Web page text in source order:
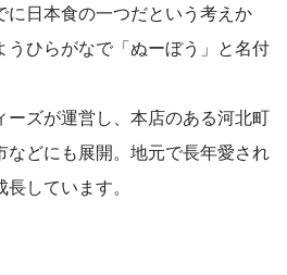
に日本食の一つだという考えか
うひらがなで「ぬーぼう」と名付
ーズが運営し、本店のある河北町
などにも展開。地元で長年愛され
しています。